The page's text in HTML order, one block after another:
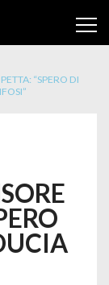
“SPERO DI